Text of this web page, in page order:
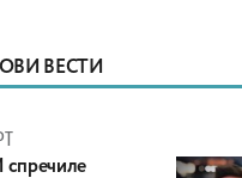
ВЕСТИ